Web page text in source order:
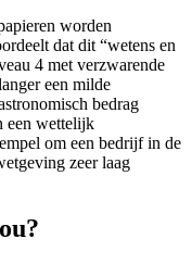
worden
dat dit “wetens en
4 met verzwarende
een milde
bedrag
een wettelijk
om een bedrijf in de
zeer laag